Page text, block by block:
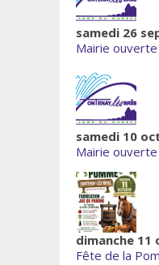
samedi 26
Mairie
samedi 10
Mairie
dimanche 11
Fête de la